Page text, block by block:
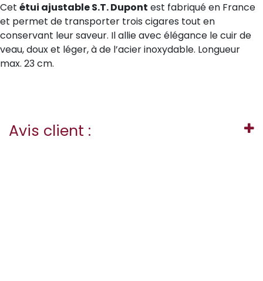
Cet étui ajustable S.T. Dupont est fabriqué en France
et permet de transporter trois cigares tout en
conservant leur saveur. Il allie avec élégance le cuir de
veau, doux et léger, à de l’acier inoxydable. Longueur
max. 23 cm.
Avis client :